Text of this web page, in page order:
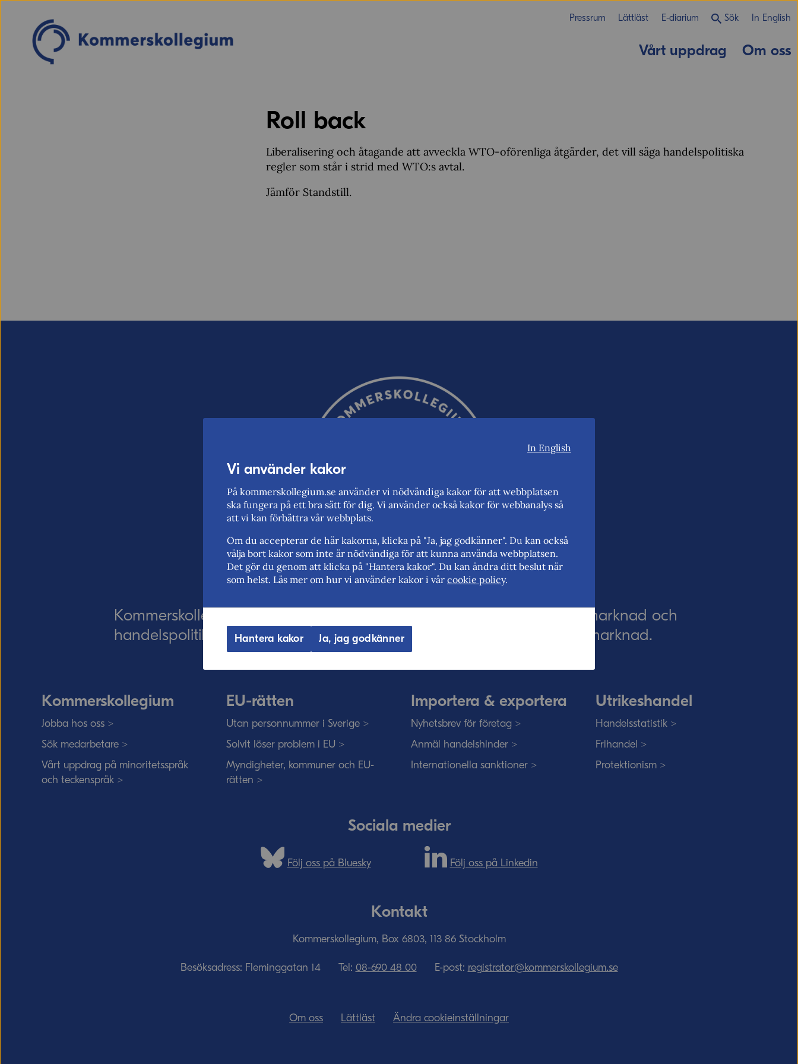
Pressrum Lättläst E-diarium Sök In English
Vårt uppdrag Om oss
Roll back
Liberalisering och åtagande att avveckla WTO-oförenliga åtgärder, det vill säga handelspolitiska
regler som står i strid med WTO:s avtal.
Jämför Standstill.
Kommerskollegium – Sveriges myndighet för utrikeshandel, EU:s inre marknad och
handelspolitik. Vi verkar för frihandel och för fri rörlighet på EU:s inre marknad.
Kommerskollegium
Jobba hos oss >
Sök medarbetare >
Vårt uppdrag på minoritetsspråk
och teckenspråk >
EU-rätten
Utan personnummer i Sverige >
Solvit löser problem i EU >
Myndigheter, kommuner och EU-
rätten >
Importera & exportera
Nyhetsbrev för företag >
Anmäl handelshinder >
Internationella sanktioner >
Utrikeshandel
Handelsstatistik >
Frihandel >
Protektionism >
Sociala medier
Följ oss på Bluesky Följ oss på Linkedin
Kontakt
Kommerskollegium, Box 6803, 113 86 Stockholm
Besöksadress: Fleminggatan 14 Tel: 08-690­ 48­ 00 E-post: registrator@kommerskollegium.se
Om oss Lättläst Ändra cookieinställningar
In English
Vi använder kakor
På kommerskollegium.se använder vi nödvändiga kakor för att webbplatsen
ska fungera på ett bra sätt för dig. Vi använder också kakor för webbanalys så
att vi kan förbättra vår webbplats.
Om du accepterar de här kakorna, klicka på "Ja, jag godkänner". Du kan också
välja bort kakor som inte är nödvändiga för att kunna använda webbplatsen.
Det gör du genom att klicka på "Hantera kakor". Du kan ändra ditt beslut när
som helst. Läs mer om hur vi använder kakor i vår cookie policy.
Hantera kakor Ja, jag godkänner